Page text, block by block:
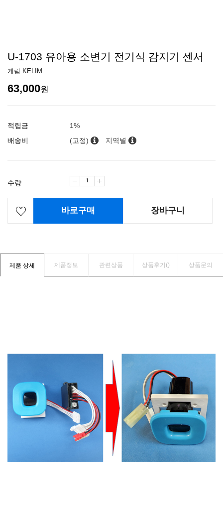
U-1703 유아용 소변기 전기식 감지기 센서
계림 KELIM
63,000원
적립금
1%
배송비
(고정) 지역별
수량
바로구매 장바구니
제품 상세 제품정보 관련상품 상품후기() 상품문의